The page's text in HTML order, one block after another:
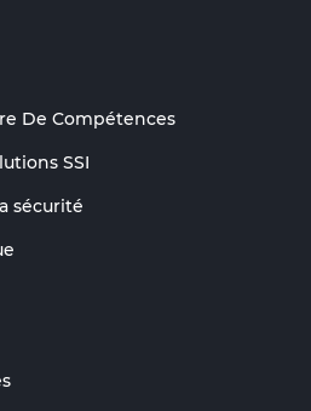
De Compétences
SSI
sécurité